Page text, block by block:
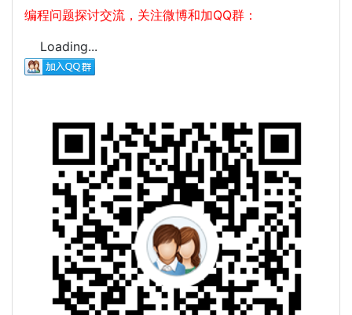
编程问题探讨交流，关注微博和加QQ群：
Loading...